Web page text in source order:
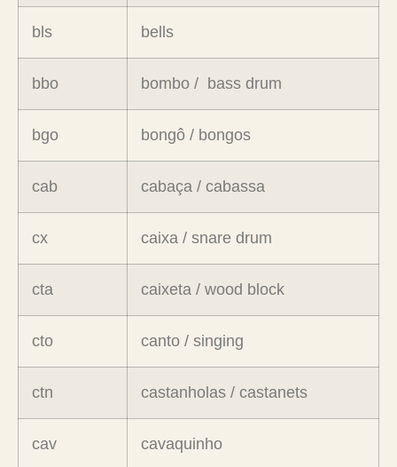
bls bells
bbo bombo / bass drum
bgo bongô / bongos
cab cabaça / cabassa
cx caixa / snare drum
cta caixeta / wood block
cto canto / singing
ctn castanholas / castanets
cav cavaquinho